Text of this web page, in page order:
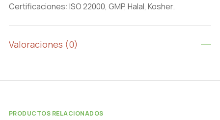
Certificaciones: ISO 22000, GMP, Halal, Kosher.
Valoraciones (0)
PRODUCTOS RELACIONADOS